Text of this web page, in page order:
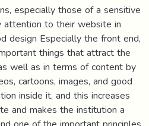
especially those of a sensitive
attention to their website in
design Especially the front end,
things that attract the
well as in terms of content by
cartoons, images, and good
inside it, and this increases
and makes the institution a